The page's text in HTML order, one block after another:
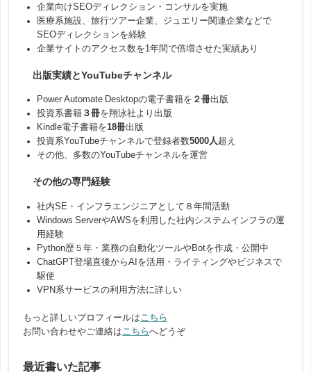
企業向けSEOディレクション・コンサルを実施
医療系施設、旅行ツアー企業、ジュエリー関連企業などで
SEOディレクションを経験
企業サイトのアクセス数を1年間で倍増させた実績あり
出版実績とYouTubeチャンネル
Power Automate Desktopの電子書籍を ２冊出版
投資系書籍 ３冊を翔泳社より出版
Kindle電子書籍を18冊出版
投資系YouTubeチャンネルで登録者数5000人 超え
その他、多数のYouTubeチャンネルを運営
その他の専門経験
社内SE・インフラエンジニアとして８年間活動
Windows ServerやAWSを利用した社内システムインフラの運
用経験
Python歴５年・業務の自動化ツールやBotを作成・公開中
ChatGPT登場直後からAIを活用・ライティングやビジネスで
駆使
VPN系サービスの利用方法に詳しい
もっと詳しいプロフィールはこちら
お問い合わせやご連絡はこちらへどうぞ
最近書いた記事